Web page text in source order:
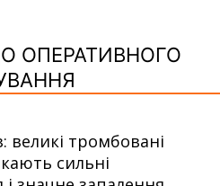
ОПЕРАТИВНОГО
тромбовані
сильні